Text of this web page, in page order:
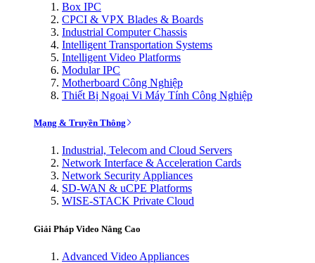
Box IPC
CPCI & VPX Blades & Boards
Industrial Computer Chassis
Intelligent Transportation Systems
Intelligent Video Platforms
Modular IPC
Motherboard Công Nghiệp
Thiết Bị Ngoại Vi Máy Tính Công Nghiệp
Mạng & Truyền Thông
Industrial, Telecom and Cloud Servers
Network Interface & Acceleration Cards
Network Security Appliances
SD-WAN & uCPE Platforms
WISE-STACK Private Cloud
Giải Pháp Video Nâng Cao
Advanced Video Appliances